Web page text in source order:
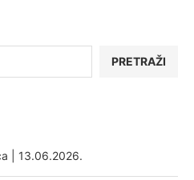
PRETRAŽI
| 13.06.2026.